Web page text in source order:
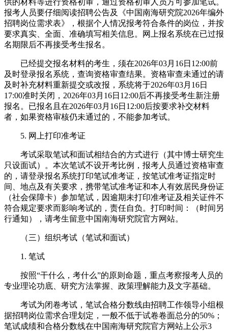
供的材料等进行资格初审，通过资格初审人员方可参加笔试。
报考人员要仔细阅读招聘公告及《中国南海研究院2026年编外
招聘岗位需求表》，根据个人情况报考符合条件的岗位，并按
要求真实、全面、准确填写相关信息。网上报名系统在已过报
名期限后不再接受考生报名。
已经提交报名材料的考生，须在2026年03月16日12:00前
及时登录报名系统，查询资格审查结果。资格审查未通过的请
及时补充材料重新提交或改报，系统将于2026年03月16日
17:00准时关闭，2026年03月16日12:00后不再接受考生新注册
报名。已报名且在2026年03月16日12:00后按要求补交材料
者，如果资格审核仍未通过的，不能参加考试。
5. 网上打印准考证
考试采取笔试和面试相结合的方式进行（其中博士研究生
只设面试）。本次笔试不设开考比例，报考人员通过资格审查
的，请登录报名系统打印笔试准考证，按笔试准考证指定时
间、地点及有关要求，携带笔试准考证和本人有效居民身份证
（社会保障卡）参加笔试，因逾期未打印准考证及相关证件不
符合规定要求而影响考试的，责任自负。打印时间：（时间另
行通知），请考生留意中国南海研究院官方网站。
（三）组织考试（笔试和面试）
1. 笔试
按照“干什么，考什么”的原则命题，重点考察报考人员的
专业理论功底、研究方法掌握、政策理解能力及文字基础。
考试为闭卷考试，笔试合格分数线由招聘工作领导小组根
据招聘岗位需求合理划定，一般不低于试卷卷面总分的50%；
笔试成绩和合格分数线在中国南海研究院官方网站上公示3